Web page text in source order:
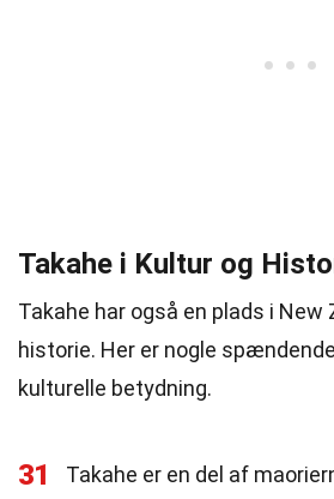
Takahe i Kultur og
Takahe har også en plads i New
historie. Her er nogle
kulturelle betydning.
31
Takahe er en del af